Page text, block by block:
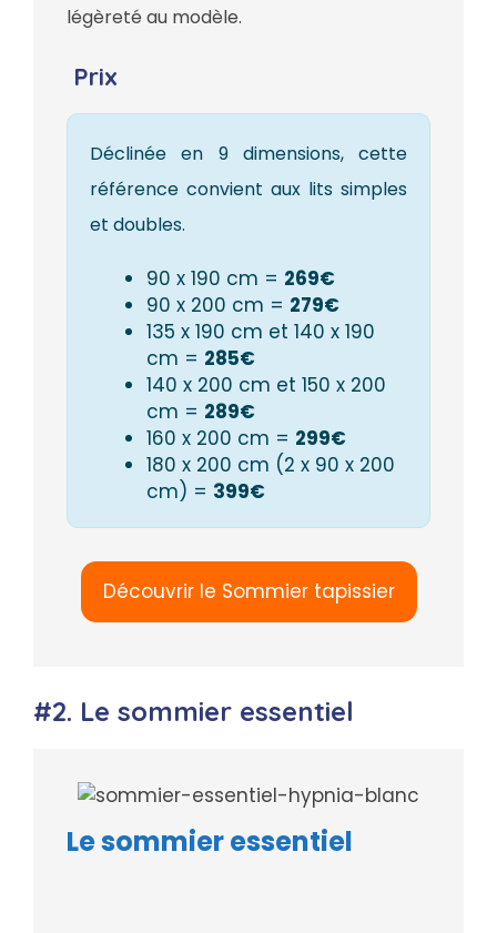
légèreté au modèle.
Prix
Déclinée en 9 dimensions, cette
référence convient aux lits simples
et doubles.
90 x 190 cm = 269€
90 x 200 cm = 279€
135 x 190 cm et 140 x 190
cm = 285€
140 x 200 cm et 150 x 200
cm = 289€
160 x 200 cm = 299€
180 x 200 cm (2 x 90 x 200
cm) = 399€
Découvrir le Sommier tapissier
#2. Le sommier essentiel
Le sommier essentiel